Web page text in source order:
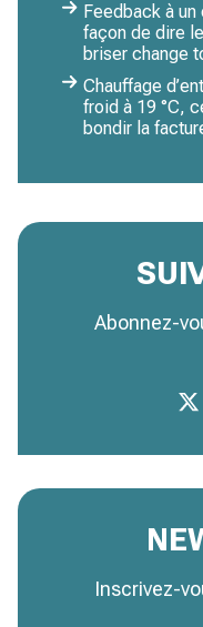
Feedback à
façon de dire
briser change
Chauffage
froid à 19 °C,
bondir la
Abonnez-
Inscrivez-